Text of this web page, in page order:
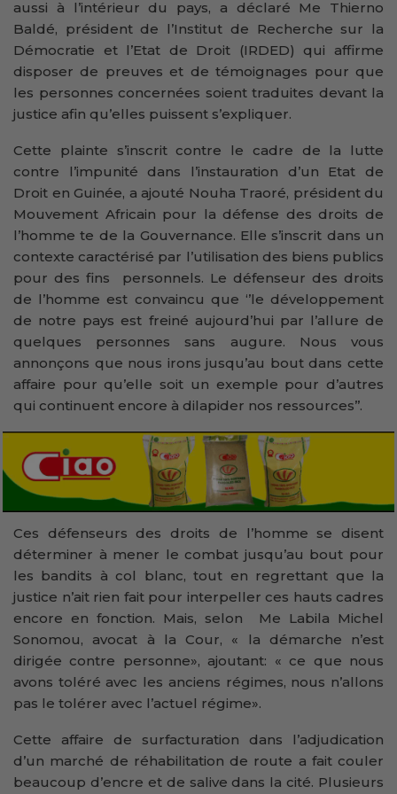
aussi à l’intérieur du pays, a déclaré Me Thierno
Baldé, président de l’Institut de Recherche sur la
Démocratie et l’Etat de Droit (IRDED) qui affirme
disposer de preuves et de témoignages pour que
les personnes concernées soient traduites devant la
justice afin qu’elles puissent s’expliquer.
Cette plainte s’inscrit contre le cadre de la lutte
contre l’impunité dans l’instauration d’un Etat de
Droit en Guinée, a ajouté Nouha Traoré, président du
Mouvement Africain pour la défense des droits de
l’homme te de la Gouvernance. Elle s’inscrit dans un
contexte caractérisé par l’utilisation des biens publics
pour des fins personnels. Le défenseur des droits
de l’homme est convaincu que ‘’le développement
de notre pays est freiné aujourd’hui par l’allure de
quelques personnes sans augure. Nous vous
annonçons que nous irons jusqu’au bout dans cette
affaire pour qu’elle soit un exemple pour d’autres
qui continuent encore à dilapider nos ressources’’.
Ces défenseurs des droits de l’homme se disent
déterminer à mener le combat jusqu’au bout pour
les bandits à col blanc, tout en regrettant que la
justice n’ait rien fait pour interpeller ces hauts cadres
encore en fonction. Mais, selon Me Labila Michel
Sonomou, avocat à la Cour, « la démarche n’est
dirigée contre personne», ajoutant: « ce que nous
avons toléré avec les anciens régimes, nous n’allons
pas le tolérer avec l’actuel régime».
Cette affaire de surfacturation dans l’adjudication
d’un marché de réhabilitation de route a fait couler
beaucoup d’encre et de salive dans la cité. Plusieurs